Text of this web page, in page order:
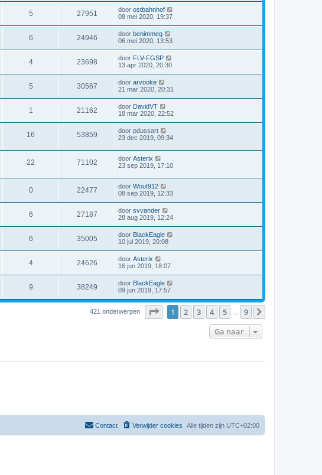
5 27951 door ostbahnhof
08 mei 2020, 19:37
6 24946 door benimmeg
06 mei 2020, 13:53
4 23698 door FLV-FGSP
13 apr 2020, 20:30
5 30567 door arvooke
21 mar 2020, 20:31
1 21162 door DavidVT
18 mar 2020, 22:52
16 53859 door pdussart
23 dec 2019, 09:34
22 71102 door Asterix
23 sep 2019, 17:10
0 22477 door Wout912
08 sep 2019, 12:33
6 27187 door svvander
28 aug 2019, 12:24
6 35005 door BlackEagle
10 jul 2019, 20:08
4 24626 door Asterix
16 jun 2019, 18:07
9 38249 door BlackEagle
09 jun 2019, 17:57
421 onderwerpen Pagina1 van 9
1 2 3 4 5 9
Ga naar
Alle tijden zijn UTC+02:00
Verwijder cookies
Contact